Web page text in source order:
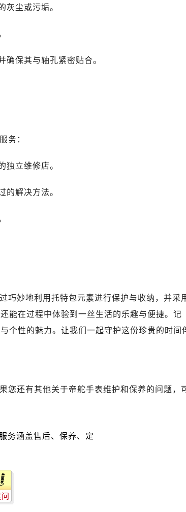
层1002室（需提前预约）
象城写字楼（鄂尔多斯大厦）23层2326室（需提
字楼20层01室（需提前预约）
提前预约）
提前预约）
需提前预约）
需提前预约）
（需提前预约）
提前预约）
提前预约）
心（需提前预约）
提前预约）
中心（需提前预约）
提前预约）
前预约）
需提前预约）
提前预约）
提前预约）
需提前预约）
灰尘或污垢。
确保其与轴孔紧密贴合。
务：
独立维修店。
的解决方法。
巧妙地利用托特包元素进行保护与收纳，并采
能在过程中体验到一丝生活的乐趣与便捷。记
个性的魅力。让我们一起守护这份珍贵的时间
您还有其他关于帝舵手表维护和保养的问题，